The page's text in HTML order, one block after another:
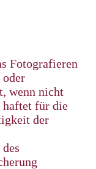
Fotografieren
oder
wenn nicht
haftet für die
der